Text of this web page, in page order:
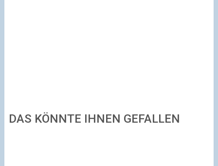
DAS KÖNNTE IHNEN GEFALLEN